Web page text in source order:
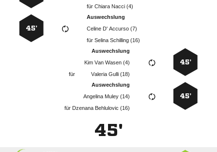
für  
Auswechslung
   
für  
45’
45’
Auswechslung
   
für
  
45’
Auswechslung
  
für   
45'